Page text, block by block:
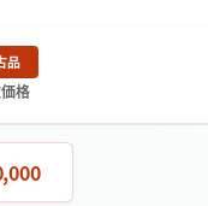
品
格